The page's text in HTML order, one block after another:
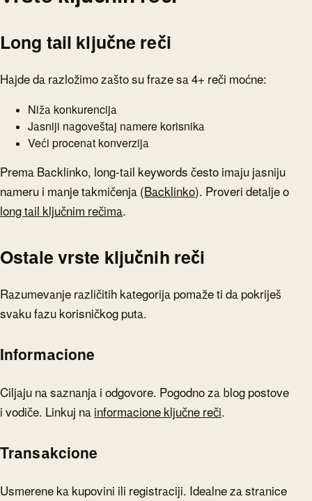
Long tail ključne reči
Hajde da razložimo zašto su fraze sa 4+ reči moćne:
Niža konkurencija
Jasniji nagoveštaj namere korisnika
Veći procenat konverzija
Prema Backlinko, long-tail keywords često imaju jasniju
nameru i manje takmičenja (Backlinko). Proveri detalje o
long tail ključnim rečima.
Ostale vrste ključnih reči
Razumevanje različitih kategorija pomaže ti da pokriješ
svaku fazu korisničkog puta.
Informacione
Ciljaju na saznanja i odgovore. Pogodno za blog postove
i vodiče. Linkuj na informacione ključne reči.
Transakcione
Usmerene ka kupovini ili registraciji. Idealne za stranice